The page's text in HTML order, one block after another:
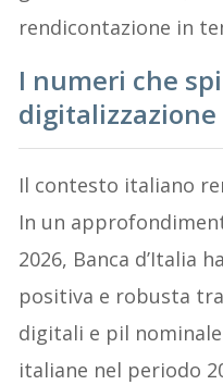
rendicontazione in
I numeri che
digitalizzazione
Il contesto italiano
In un
2026, Banca d’Italia
positiva e robusta
digitali e pil
italiane nel periodo